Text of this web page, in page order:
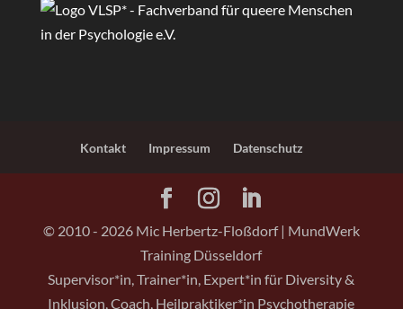
Kontakt Impressum Datenschutz
© 2010 - 2026Mic Herbertz-Floßdorf | MundWerk
Training Düsseldorf
Supervisor*in, Trainer*in, Expert*in für Diversity &
Inklusion, Coach, Heilpraktiker*in Psychotherapie